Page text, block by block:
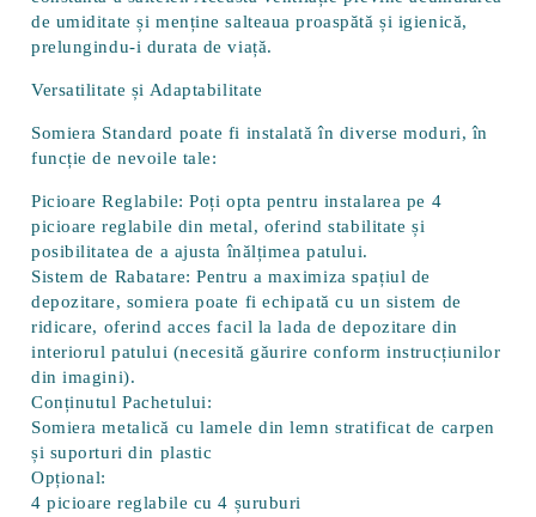
de umiditate și menține salteaua proaspătă și igienică,
prelungindu-i durata de viață.
Versatilitate și Adaptabilitate
Somiera Standard poate fi instalată în diverse moduri, în
funcție de nevoile tale:
Picioare Reglabile: Poți opta pentru instalarea pe 4
picioare reglabile din metal, oferind stabilitate și
posibilitatea de a ajusta înălțimea patului.
Sistem de Rabatare: Pentru a maximiza spațiul de
depozitare, somiera poate fi echipată cu un sistem de
ridicare, oferind acces facil la lada de depozitare din
interiorul patului (necesită găurire conform instrucțiunilor
din imagini).
Conținutul Pachetului:
Somiera metalică cu lamele din lemn stratificat de carpen
și suporturi din plastic
Opțional:
4 picioare reglabile cu 4 șuruburi